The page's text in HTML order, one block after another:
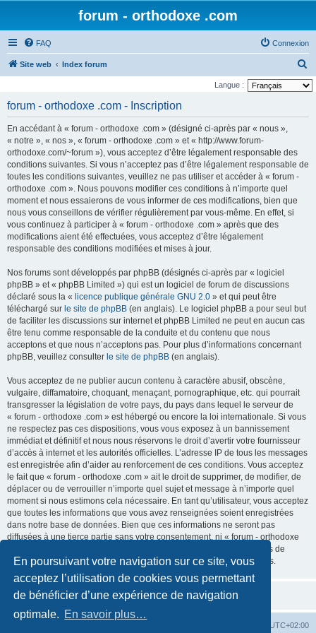
En poursuivant votre navigation sur ce site, vous
acceptez l’utilisation de cookies vous permettant
de bénéficier d’une expérience de navigation
optimale. En savoir plus…
forum - orthodoxe .com
FAQ Connexion
Site web Index forum
e
Langue :
forum - orthodoxe .com - Inscription
En accédant à « forum - orthodoxe .com » (désigné ci-après par « nous »,
« notre », « nos », « forum - orthodoxe .com » et « http://www.forum-
orthodoxe.com/~forum »), vous acceptez d’être légalement responsable des
conditions suivantes. Si vous n’acceptez pas d’être légalement responsable de
toutes les conditions suivantes, veuillez ne pas utiliser et accéder à « forum -
orthodoxe .com ». Nous pouvons modifier ces conditions à n’importe quel
moment et nous essaierons de vous informer de ces modifications, bien que
nous vous conseillons de vérifier régulièrement par vous-même. En effet, si
vous continuez à participer à « forum - orthodoxe .com » après que des
modifications aient été effectuées, vous acceptez d’être légalement
responsable des conditions modifiées et mises à jour.
Nos forums sont développés par phpBB (désignés ci-après par « logiciel
phpBB » et « phpBB Limited ») qui est un logiciel de forum de discussions
déclaré sous la « licence publique générale GNU 2.0 » et qui peut être
téléchargé sur le site de phpBB (en anglais). Le logiciel phpBB a pour seul but
de faciliter les discussions sur internet et phpBB Limited ne peut en aucun cas
être tenu comme responsable de la conduite et du contenu que nous
acceptons et que nous n’acceptons pas. Pour plus d’informations concernant
phpBB, veuillez consulter le site de phpBB (en anglais).
Vous acceptez de ne publier aucun contenu à caractère abusif, obscène,
vulgaire, diffamatoire, choquant, menaçant, pornographique, etc. qui pourrait
transgresser la législation de votre pays, du pays dans lequel le serveur de
« forum - orthodoxe .com » est hébergé ou encore la loi internationale. Si vous
ne respectez pas ces dispositions, vous vous exposez à un bannissement
immédiat et définitif et nous nous réservons le droit d’avertir votre fournisseur
d’accès à internet et les autorités officielles. L’adresse IP de tous les messages
est enregistrée afin d’aider au renforcement de ces conditions. Vous acceptez
le fait que « forum - orthodoxe .com » ait le droit de supprimer, de modifier, de
déplacer ou de verrouiller n’importe quel sujet et message à n’importe quel
moment si nous estimons cela nécessaire. En tant qu’utilisateur, vous acceptez
que toutes les informations que vous avez renseignées soient enregistrées
dans notre base de données. Bien que ces informations ne seront pas
diffusées à une tierce partie sans votre consentement, ni « forum - orthodoxe
.com », ni phpBB, ne pourront être tenus comme responsables en cas de
tentative de piratage informatique visant à compromettre vos données.
UTC+02:00